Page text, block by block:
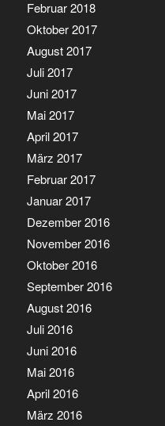
Februar 2018
Oktober 2017
August 2017
Juli 2017
Juni 2017
Mai 2017
April 2017
März 2017
Februar 2017
Januar 2017
Dezember 2016
November 2016
Oktober 2016
September 2016
August 2016
Juli 2016
Juni 2016
Mai 2016
April 2016
März 2016